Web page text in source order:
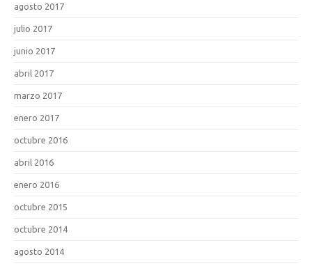
agosto 2017
julio 2017
junio 2017
abril 2017
marzo 2017
enero 2017
octubre 2016
abril 2016
enero 2016
octubre 2015
octubre 2014
agosto 2014